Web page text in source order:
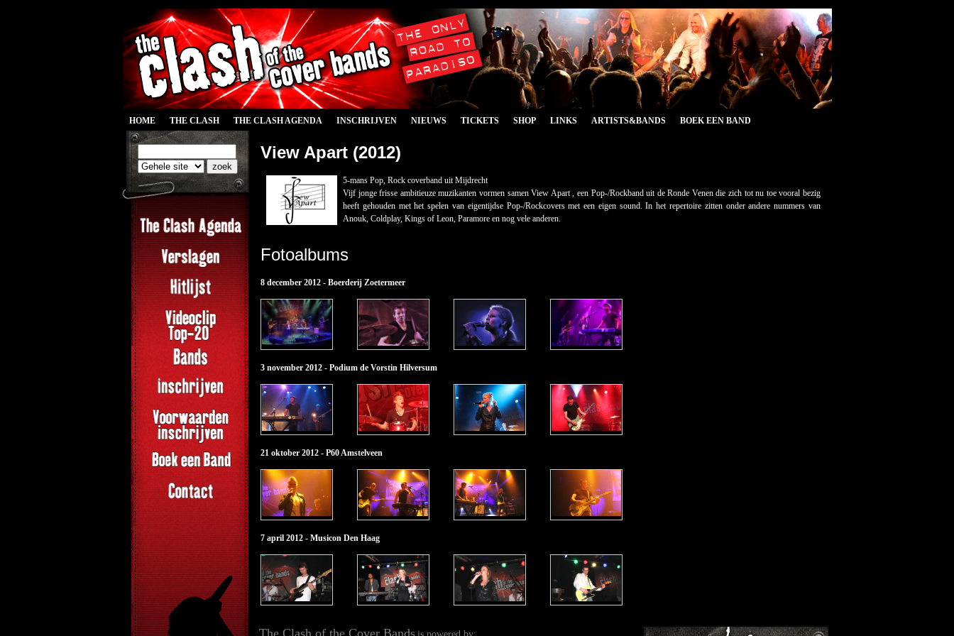
HOME THE CLASH THE CLASH AGENDA INSCHRIJVEN NIEUWS TICKETS SHOP LINKS ARTISTS&BANDS BOEK EEN BAND
View Apart (2012)
5-mans Pop, Rock coverband uit Mijdrecht
Vijf jonge frisse ambitieuze muzikanten vormen samen View Apart , een Pop-/Rockband uit de Ronde Venen die zich tot nu toe vooral bezig
heeft gehouden met het spelen van eigentijdse Pop-/Rockcovers met een eigen sound. In het repertoire zitten onder andere nummers van
Anouk, Coldplay, Kings of Leon, Paramore en nog vele anderen.
Fotoalbums
8 december 2012 - Boerderij Zoetermeer
3 november 2012 - Podium de Vorstin Hilversum
21 oktober 2012 - P60 Amstelveen
7 april 2012 - Musicon Den Haag
The Clash of the Cover Bands